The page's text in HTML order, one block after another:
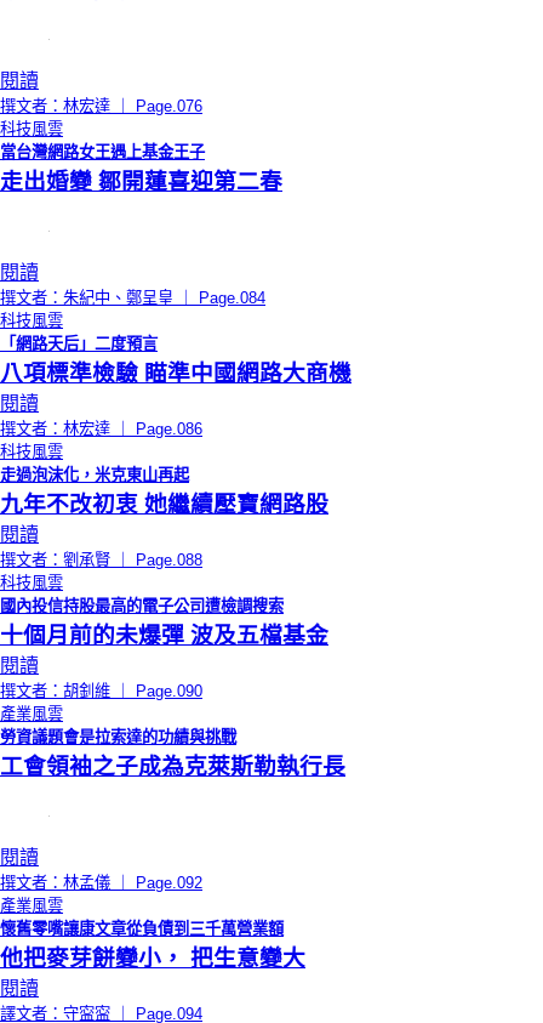
閱讀
撰文者：林宏達 ｜ Page.076
科技風雲
當台灣網路女王遇上基金王子
走出婚變 鄒開蓮喜迎第二春
閱讀
撰文者：朱紀中、鄭呈皇 ｜ Page.084
科技風雲
「網路天后」二度預言
八項標準檢驗 瞄準中國網路大商機
閱讀
撰文者：林宏達 ｜ Page.086
科技風雲
走過泡沫化，米克東山再起
九年不改初衷 她繼續壓寶網路股
閱讀
撰文者：劉承賢 ｜ Page.088
科技風雲
國內投信持股最高的電子公司遭檢調搜索
十個月前的未爆彈 波及五檔基金
閱讀
撰文者：胡釗維 ｜ Page.090
產業風雲
勞資議題會是拉索達的功績與挑戰
工會領袖之子成為克萊斯勒執行長
閱讀
撰文者：林孟儀 ｜ Page.092
產業風雲
懷舊零嘴讓康文章從負債到三千萬營業額
他把麥芽餅變小， 把生意變大
閱讀
譯文者：守寍寍 ｜ Page.094